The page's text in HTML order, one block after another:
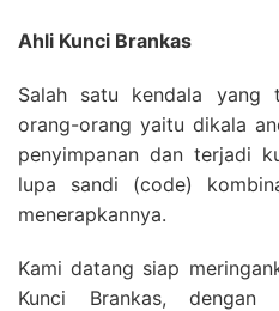
Ahli Kunci Brankas
Salah satu kendala yang
orang-orang yaitu dikala
penyimpanan dan terjadi
lupa sandi (code)
menerapkannya.
Kami datang siap
Kunci Brankas, dengan